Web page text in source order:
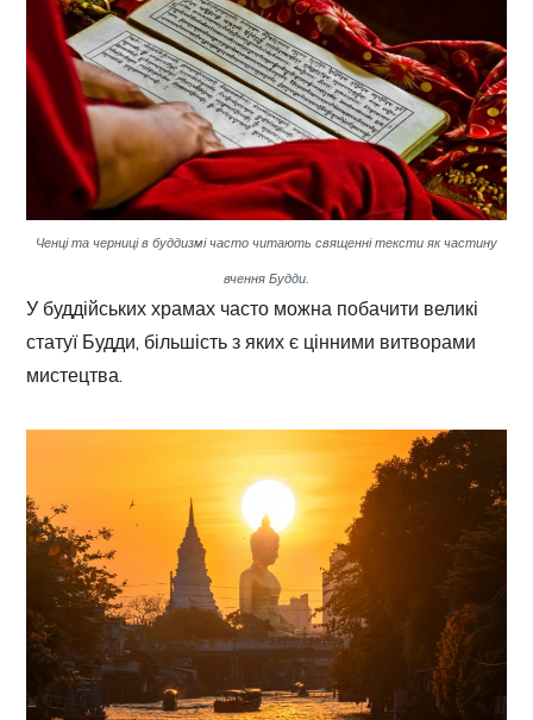
Ченці та черниці в буддизмі часто читають священні тексти як частину
вчення Будди.
У буддійських храмах часто можна побачити великі
статуї Будди, більшість з яких є цінними витворами
мистецтва.